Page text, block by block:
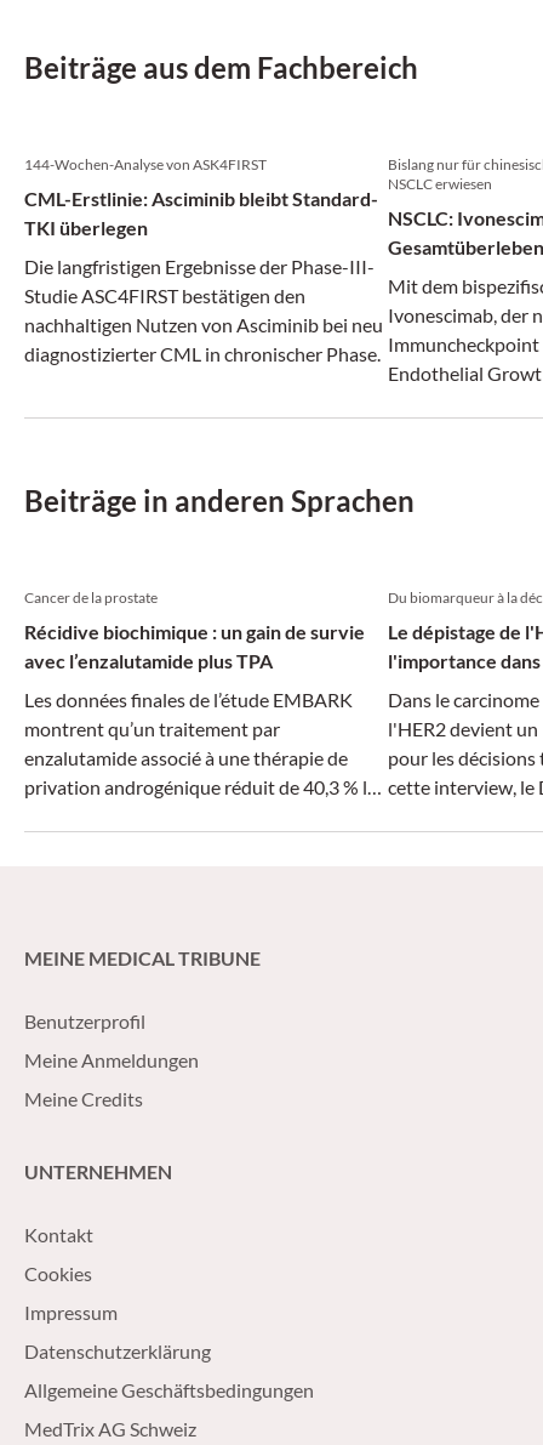
Beiträge aus dem Fachbereich
144-Wochen-Analyse von ASK4FIRST
CML-Erstlinie: Asciminib bleibt Standard-
TKI überlegen
Die langfristigen Ergebnisse der Phase-III-
Studie ASC4FIRST bestätigen den
nachhaltigen Nutzen von Asciminib bei neu
diagnostizierter CML in chronischer Phase.
Bislang nur für
NSCLC erwiesen
NSCLC:
Gesamtüberleben
Mit dem
Ivonescimab, der
Immuncheckpoint
Endothelial
aufgeschlagen
Beiträge in anderen Sprachen
Cancer de la prostate
Récidive biochimique : un gain de survie
avec l’enzalutamide plus TPA
Les données finales de l’étude EMBARK
montrent qu’un traitement par
enzalutamide associé à une thérapie de
privation androgénique réduit de 40,3 % le
Du biomarqueur à la
Le dépistage de
l'importance
Dans le
l'HER2 devient
pour les
cette interview, le
MEINE MEDICAL TRIBUNE
Benutzerprofil
Meine Anmeldungen
Meine Credits
UNTERNEHMEN
Kontakt
Cookies
Impressum
Datenschutzerklärung
Allgemeine Geschäftsbedingungen
MedTrix AG Schweiz